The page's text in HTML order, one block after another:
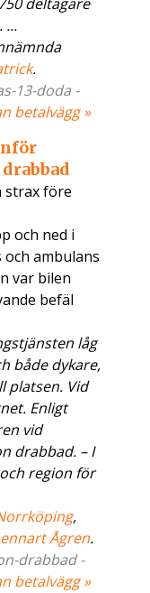
...
.
13-doda -
betalvägg »
strax före
och ned i
och ambulans
var bilen
befäl
låg
både dykare,
platsen. Vid
Enligt
vid
drabbad. – I
region för
,
Ågren.
drabbad -
betalvägg »